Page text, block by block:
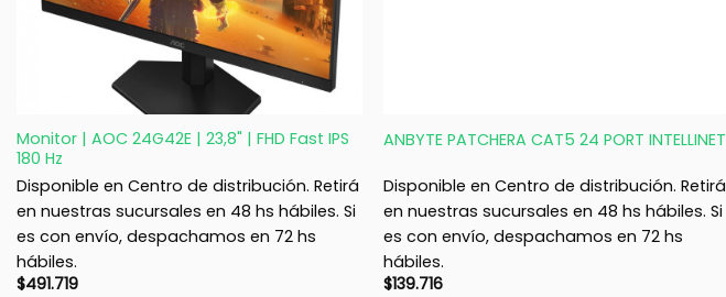
Monitor | AOC 24G42E | 23,8" | FHD Fast IPS
180 Hz
Disponible en Centro de distribución. Retirá
en nuestras sucursales en 48 hs hábiles. Si
es con envío, despachamos en 72 hs
hábiles.
$491.719
ANBYTE PATCHERA CAT5 24 PORT INTELLINET
Disponible en Centro de distribución. Retirá
en nuestras sucursales en 48 hs hábiles. Si
es con envío, despachamos en 72 hs
hábiles.
$139.716